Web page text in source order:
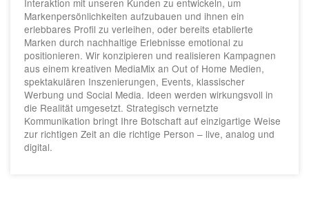
Markenpersönlichkeiten aufzubauen und ihnen ein
erlebbares Profil zu verleihen, oder bereits etablierte
Marken durch nachhaltige Erlebnisse emotional zu
positionieren. Wir konzipieren und realisieren Kampagnen
aus einem kreativen MediaMix an Out of Home Medien,
spektakulären Inszenierungen, Events, klassischer
Werbung und Social Media. Ideen werden wirkungsvoll in
die Realität umgesetzt. Strategisch vernetzte
Kommunikation bringt Ihre Botschaft auf einzigartige Weise
zur richtigen Zeit an die richtige Person – live, analog und
digital.